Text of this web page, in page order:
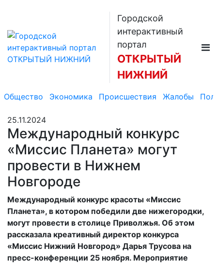
Городской
интерактивный
портал
ОТКРЫТЫЙ
НИЖНИЙ
Общество Экономика Происшествия Жалобы
25.11.2024
Международный конкурс
«Миссис Планета» могут
провести в Нижнем
Новгороде
Международный конкурс красоты «Миссис
Планета», в котором победили две нижегородки,
могут провести в столице Приволжья. Об этом
рассказала креативный директор конкурса
«Миссис Нижний Новгород» Дарья Трусова на
пресс-конференции 25 ноября. Мероприятие